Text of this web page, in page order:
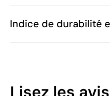
Poids
Matière
Indice de durabilité